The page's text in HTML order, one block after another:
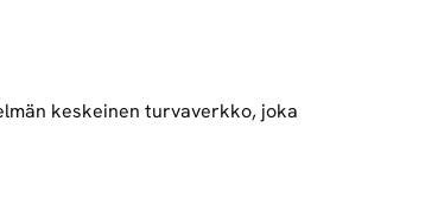
keskeinen turvaverkko, joka